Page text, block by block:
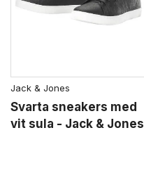
Jack & Jones
Svarta sneakers med
vit sula - Jack & Jones